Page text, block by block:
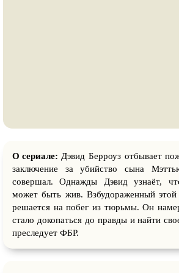
О сериале: Дэвид Берроуз отбывает
заключение за убийство сына
совершал. Однажды Дэвид узнаёт,
может быть жив. Взбудораженный
решается на побег из тюрьмы. Он
стало докопаться до правды и найти
преследует ФБР.